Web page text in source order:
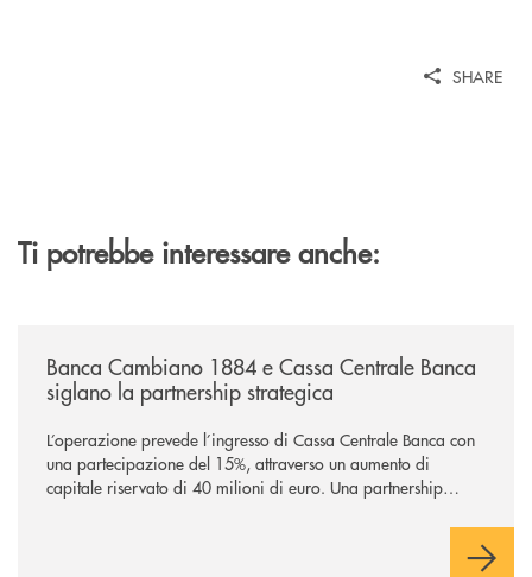
SHARE
Ti potrebbe interessare anche:
Banca Cambiano 1884 e Cassa Centrale Banca
siglano la partnership strategica
L’operazione prevede l’ingresso di Cassa Centrale Banca con
una partecipazione del 15%, attraverso un aumento di
capitale riservato di 40 milioni di euro. Una partnership
comuni e sulla prossimità ai territori, per ampliare l’offerta e